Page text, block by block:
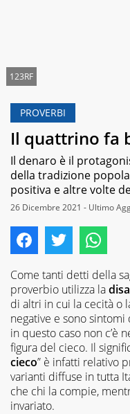
123RF
PROVERBI
Il quattrino fa
Il denaro è il
della tradizione
positiva e altre volte
26 Dicembre 2021 - Ultimo
Come tanti detti della
proverbio utilizza la
di altri in cui la cecità o
negative e sono
in questo caso non c’è
figura del cieco. Il
cieco” è infatti relativo
varianti diffuse in tutta
che chi la compie,
invariato.